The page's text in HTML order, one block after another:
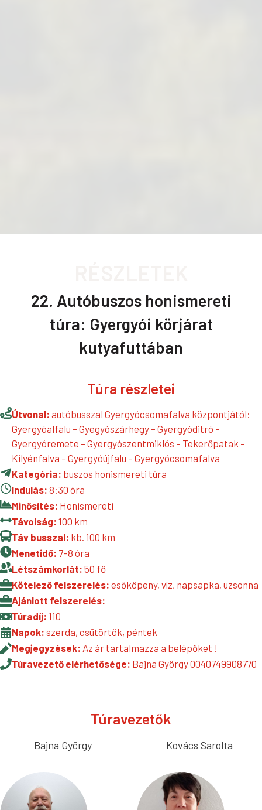
22. Autóbuszos honismereti
túra: Gyergyói körjárat
kutyafuttában
Túra részletei
Útvonal: autóbusszal Gyergyócsomafalva központjától:
Gyergyóalfalu – Gyegyószárhegy – Gyergyóditró –
Gyergyóremete – Gyergyószentmiklós – Tekerőpatak –
Kilyénfalva – Gyergyóújfalu – Gyergyócsomafalva
Kategória: buszos honismereti túra
Indulás: 8:30 óra
Minősítés: Honismereti
Távolság: 100 km
Táv busszal: kb. 100 km
Menetidő: 7–8 óra
Létszámkorlát: 50 fő
Kötelező felszerelés: esőköpeny, víz, napsapka, uzsonna
Ajánlott felszerelés:
Túradíj: 110
Napok: szerda, csütörtök, péntek
Megjegyzések: Az ár tartalmazza a belépőket !
Túravezető elérhetősége: Bajna György 0040749908770
Túravezetők
Bajna György Kovács Sarolta